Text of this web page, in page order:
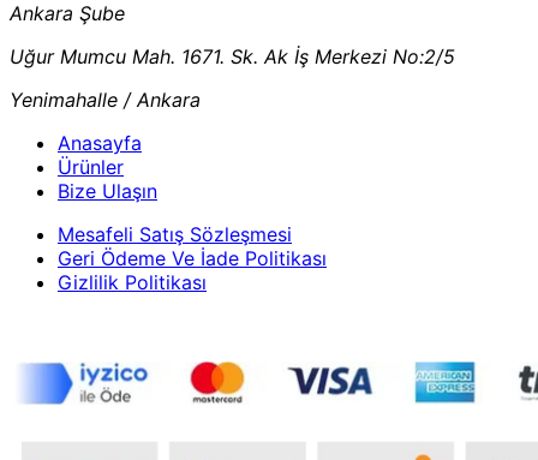
Ankara Şube
Uğur Mumcu Mah. 1671. Sk. Ak İş Merkezi No:2/5
Yenimahalle / Ankara
Anasayfa
Ürünler
Bize Ulaşın
Mesafeli Satış Sözleşmesi
Geri Ödeme Ve İade Politikası
Gizlilik Politikası